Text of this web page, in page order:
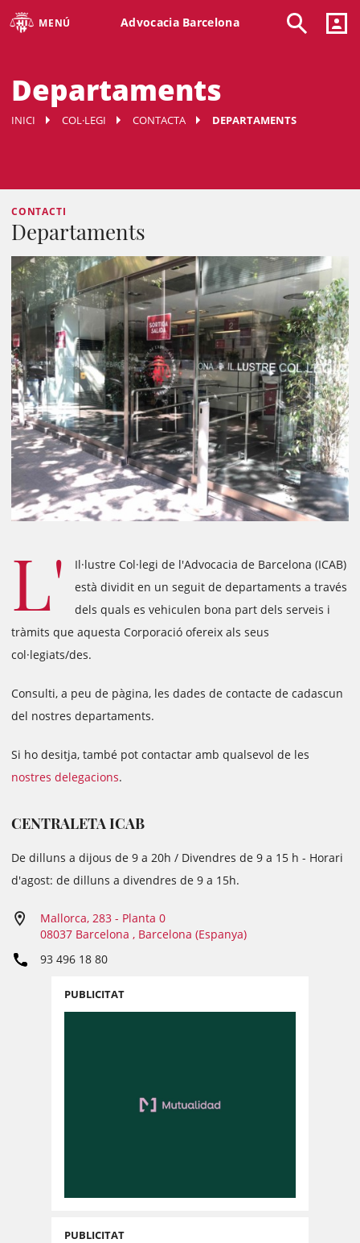
MENÚ Advocacia Barcelona
Departaments
INICI COL·LEGI CONTACTA DEPARTAMENTS
CONTACTI
Departaments
L'
Il·lustre Col·legi de l'Advocacia de Barcelona (ICAB)
està dividit en un seguit de departaments a través
dels quals es vehiculen bona part dels serveis i
tràmits que aquesta Corporació ofereix als seus
col·legiats/des.
Consulti, a peu de pàgina, les dades de contacte de cadascun
del nostres departaments.
Si ho desitja, també pot contactar amb qualsevol de les
nostres delegacions.
CENTRALETA ICAB
De dilluns a dijous de 9 a 20h / Divendres de 9 a 15 h - Horari
d'agost: de dilluns a divendres de 9 a 15h.
Mallorca, 283 - Planta 0
08037 Barcelona , Barcelona (Espanya)
93 496 18 80
PUBLICITAT
PUBLICITAT